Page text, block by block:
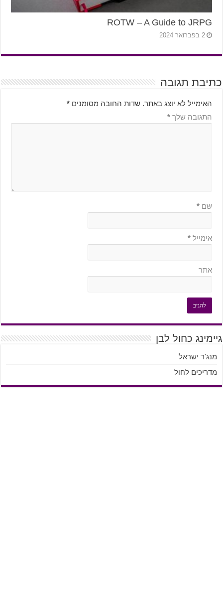
ROTW – A Guide to JRPG
2 בפברואר 2024
כתיבת תגובה
האימייל לא יוצג באתר. שדות החובה מסומנים *
התגובה שלך *
שם *
אימייל *
אתר
גיימינג כחול לבן
מנג'ר ישראל
מדריכים לחול